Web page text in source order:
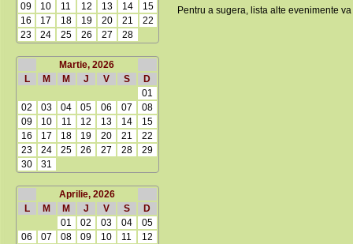
09
10 11 12 13 14
15
16
17 18 19 20 21
22
23
24 25 26 27 28
Martie, 2026
L
M M J V S
D
01
02
03 04 05 06 07
08
09
10 11 12 13 14
15
16
17 18 19 20 21
22
23
24 25 26 27 28
29
30
31
Aprilie, 2026
L
M M J V S
D
01
02 03 04
05
06
07 08 09 10 11
12
Pentru a sugera, lista alte evenimente